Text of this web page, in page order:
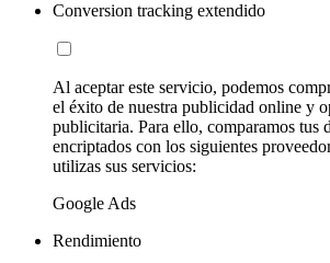
Conversion tracking extendido
Al aceptar este servicio, podemos
el éxito de nuestra publicidad online y
publicitaria. Para ello, comparamos tus
encriptados con los siguientes
utilizas sus servicios:
Google Ads
Rendimiento